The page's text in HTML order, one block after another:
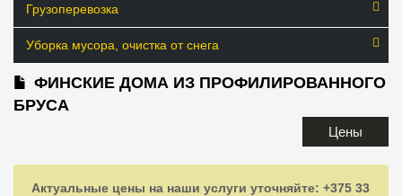
Грузоперевозка
Уборка мусора, очистка от снега
ФИНСКИЕ ДОМА ИЗ ПРОФИЛИРОВАННОГО
БРУСА
Цены
Актуальные цены на наши услуги уточняйте: +375 33